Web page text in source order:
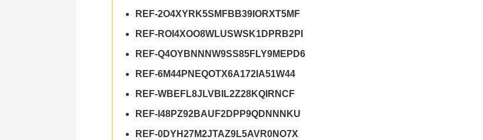
REF-2O4XYRK5SMFBB39IORXT5MF
REF-ROI4XOO8WLUSWSK1DPRB2PI
REF-Q4OYBNNNW9SS85FLY9MEPD6
REF-6M44PNEQOTX6A172IA51W44
REF-WBEFL8JLVBIL2Z28KQIRNCF
REF-I48PZ92BAUF2DPP9QDNNNKU
REF-0DYH27M2JTAZ9L5AVR0NO7X